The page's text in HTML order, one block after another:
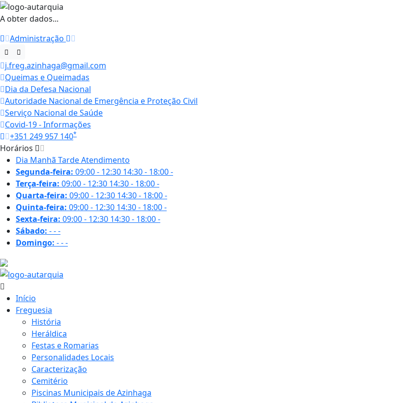
A obter dados...
Administração
j.freg.azinhaga@gmail.com
Queimas e Queimadas
Dia da Defesa Nacional
Autoridade Nacional de Emergência e Proteção Civil
Serviço Nacional de Saúde
Covid-19 - Informações
+351 249 957 140*
Horários
Dia Manhã TardeAtendimento
Segunda-feira: 09:00 - 12:30 14:30 - 18:00-
Terça-feira: 09:00 - 12:30 14:30 - 18:00-
Quarta-feira: 09:00 - 12:30 14:30 - 18:00-
Quinta-feira: 09:00 - 12:30 14:30 - 18:00-
Sexta-feira: 09:00 - 12:30 14:30 - 18:00-
Sábado: ---
Domingo: ---
Início
Freguesia
História
Heráldica
Festas e Romarias
Personalidades Locais
Caracterização
Cemitério
Piscinas Municipais de Azinhaga